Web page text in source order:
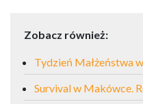
Zobacz również:
Tydzień Małżeństwa
Survival w Makówce.